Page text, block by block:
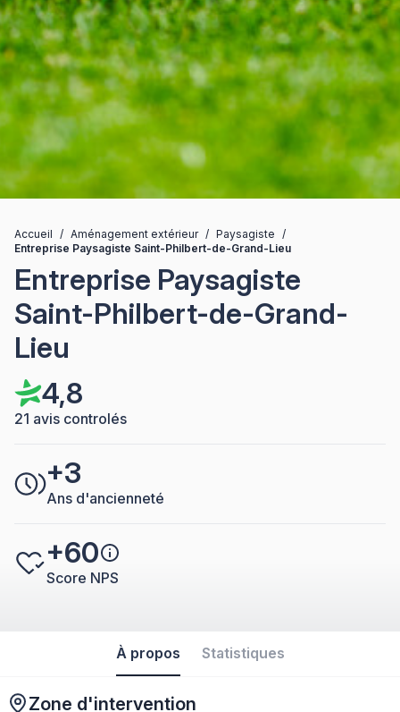
Accueil / Aménagement extérieur / Paysagiste
/
Entreprise Paysagiste Saint-Philbert-de-Grand-Lieu
Entreprise Paysagiste
Saint-Philbert-de-Grand-
Lieu
4,8
21 avis controlés
+3
Ans d'ancienneté
+60
Score NPS
À propos Statistiques
Zone d'intervention